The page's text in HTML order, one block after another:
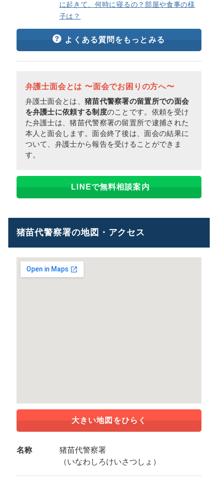
に起きて、何時に寝るの？部屋や食事の様
子は？
よくある質問をもっとみる
弁護士面会とは 〜面会でお困りの方へ〜
弁護士面会とは、 猪苗代警察署の留置所での面会
を弁護士に依頼する制度のことです。依頼を受け
た弁護士は、猪苗代警察署の留置所で逮捕された
本人と面会します。面会終了後は、面会の結果に
ついて、弁護士から報告を受けることができま
す。
LINEで無料相談案内
猪苗代警察署の地図・アクセス
大きい地図をひらく
名称
猪苗代警察署
（いなわしろけいさつしょ）